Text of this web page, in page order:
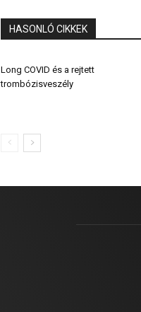
HASONLÓ CIKKEK
Long COVID és a rejtett
trombózisveszély